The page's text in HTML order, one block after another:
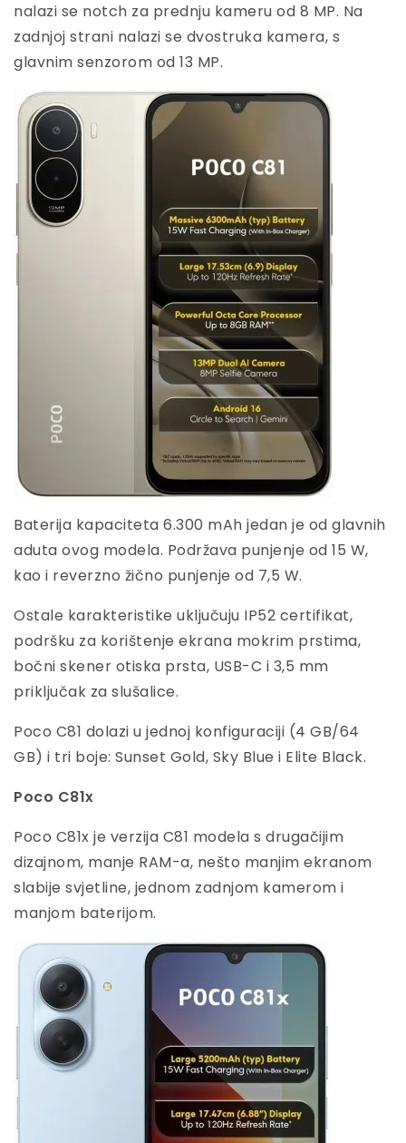
nalazi se notch za prednju kameru od 8 MP. Na
zadnjoj strani nalazi se dvostruka kamera, s
glavnim senzorom od 13 MP.
Baterija kapaciteta 6.300 mAh jedan je od glavnih
aduta ovog modela. Podržava punjenje od 15 W,
kao i reverzno žično punjenje od 7,5 W.
Ostale karakteristike uključuju IP52 certifikat,
podršku za korištenje ekrana mokrim prstima,
bočni skener otiska prsta, USB-C i 3,5 mm
priključak za slušalice.
Poco C81 dolazi u jednoj konfiguraciji (4 GB/64
GB) i tri boje: Sunset Gold, Sky Blue i Elite Black.
Poco C81x
Poco C81x je verzija C81 modela s drugačijim
dizajnom, manje RAM-a, nešto manjim ekranom
slabije svjetline, jednom zadnjom kamerom i
manjom baterijom.